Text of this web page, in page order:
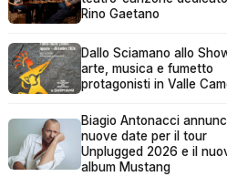
Rino Gaetano
Dallo Sciamano allo
arte, musica e fumetto
protagonisti in Valle
Biagio Antonacci
nuove date per il tour
Unplugged 2026 e il
album Mustang